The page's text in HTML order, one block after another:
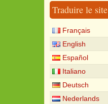
Traduire le site
Français
English
Español
Italiano
Deutsch
Nederlands